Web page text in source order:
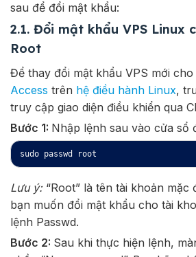
sau để đổi mật khẩu:
2.1. Đổi mật khẩu VPS Linux
Root
Để thay đổi mật khẩu VPS mới cho
Access trên hệ điều hành Linux,
truy cập giao diện điều khiển qua
Bước 1: Nhập lệnh sau vào cửa sổ
Lưu ý:“Root” là tên tài khoản mặc
bạn muốn đổi mật khẩu cho tài
lệnh Passwd.
Bước 2: Sau khi thực hiện lệnh,